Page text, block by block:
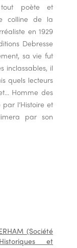
tout poète et
colline de la
en 1929
Debresse
sa vie fut
inclassables, il
quels lecteurs
Homme des
l’Histoire et
par son
(Société
et